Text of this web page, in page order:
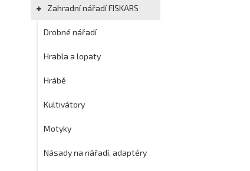
Zahradní nářadí FISKARS
Drobné nářadí
Hrabla a lopaty
Hrábě
Kultivátory
Motyky
Násady na nářadí, adaptéry